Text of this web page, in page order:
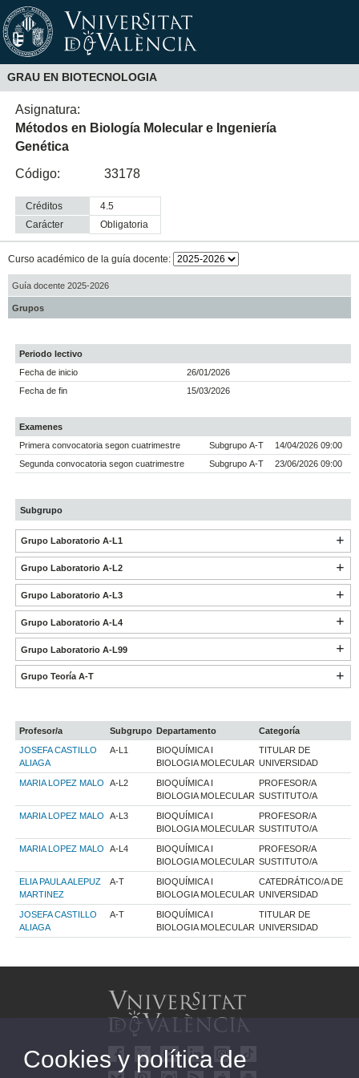
GRAU EN BIOTECNOLOGIA
Asignatura:
Métodos en Biología Molecular e Ingeniería
Genética
Código:
33178
Créditos
4.5
Carácter
obligatoria
Curso académico de la guía docente:
Guía docente 2025-2026
Grupos
Periodo lectivo
Fecha de inicio
26/01/2026
Fecha de fin
15/03/2026
Examenes
Primera convocatoria segon cuatrimestre
Subgrupo A-T
14/04/2026 09:00
Segunda convocatoria segon cuatrimestre
Subgrupo A-T 23/06/2026 09:00
Subgrupo
Grupo Laboratorio A-L1
Grupo Laboratorio A-L2
Grupo Laboratorio A-L3
Grupo Laboratorio A-L4
Grupo Laboratorio A-L99
Grupo Teoría A-T
Profesor/a Subgrupo Departamento
Categoría
JOSEFA CASTILLO
ALIAGA
A-L1
BIOQUÍMICA I
BIOLOGIA MOLECULAR
TITULAR DE
UNIVERSIDAD
MARIA LOPEZ MALO A-L2
BIOQUÍMICA I
BIOLOGIA MOLECULAR
PROFESOR/A
SUSTITUTO/A
MARIA LOPEZ MALO A-L3
BIOQUÍMICA I
BIOLOGIA MOLECULAR
PROFESOR/A
SUSTITUTO/A
MARIA LOPEZ MALO A-L4
BIOQUÍMICA I
BIOLOGIA MOLECULAR
PROFESOR/A
SUSTITUTO/A
ELIA PAULA ALEPUZ
MARTINEZ
A-T
BIOQUÍMICA I
BIOLOGIA MOLECULAR
CATEDRÁTICO/A DE
UNIVERSIDAD
JOSEFA CASTILLO
ALIAGA
A-T
BIOQUÍMICA I
BIOLOGIA MOLECULAR
TITULAR DE
UNIVERSIDAD
Cookies y política de